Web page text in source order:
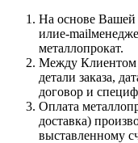
На основе Вашей
илиe-
металлопрокат.
Между Клиентом
детали заказа,
договор и
Оплата
доставка)
выставленному